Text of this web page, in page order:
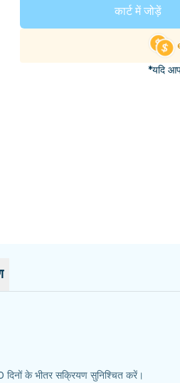
सभी गंतव्यों
कार्ट में जोड़ें
*यदि
के भीतर सक्रियण सुनिश्चित करें।